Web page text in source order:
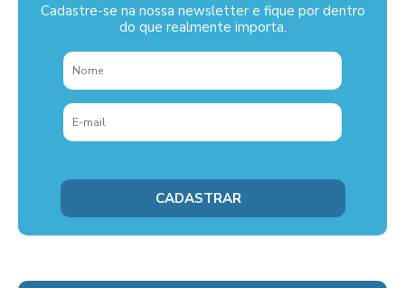
Cadastre-se na nossa newsletter e fique por dentro
do que realmente importa.